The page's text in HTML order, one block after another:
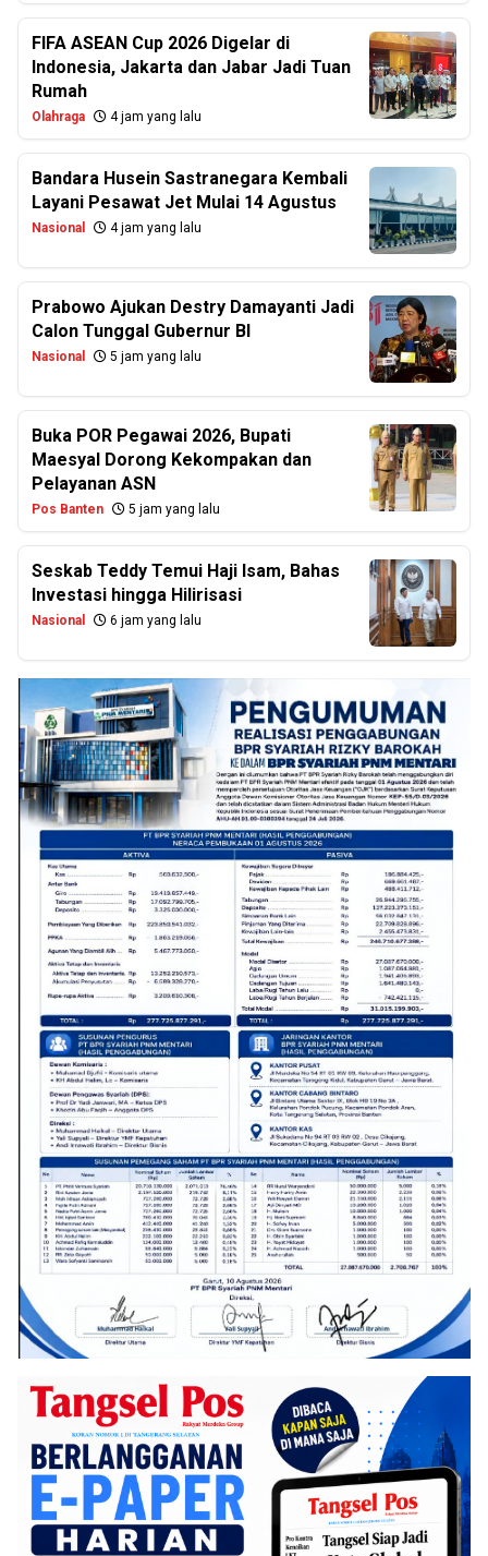
FIFA ASEAN Cup 2026 Digelar di
Indonesia, Jakarta dan Jabar Jadi Tuan
Rumah
Olahraga 4 jam yang lalu
Bandara Husein Sastranegara Kembali
Layani Pesawat Jet Mulai 14 Agustus
Nasional 4 jam yang lalu
Prabowo Ajukan Destry Damayanti Jadi
Calon Tunggal Gubernur BI
Nasional 5 jam yang lalu
Buka POR Pegawai 2026, Bupati
Maesyal Dorong Kekompakan dan
Pelayanan ASN
Pos Banten 5 jam yang lalu
Seskab Teddy Temui Haji Isam, Bahas
Investasi hingga Hilirisasi
Nasional 6 jam yang lalu